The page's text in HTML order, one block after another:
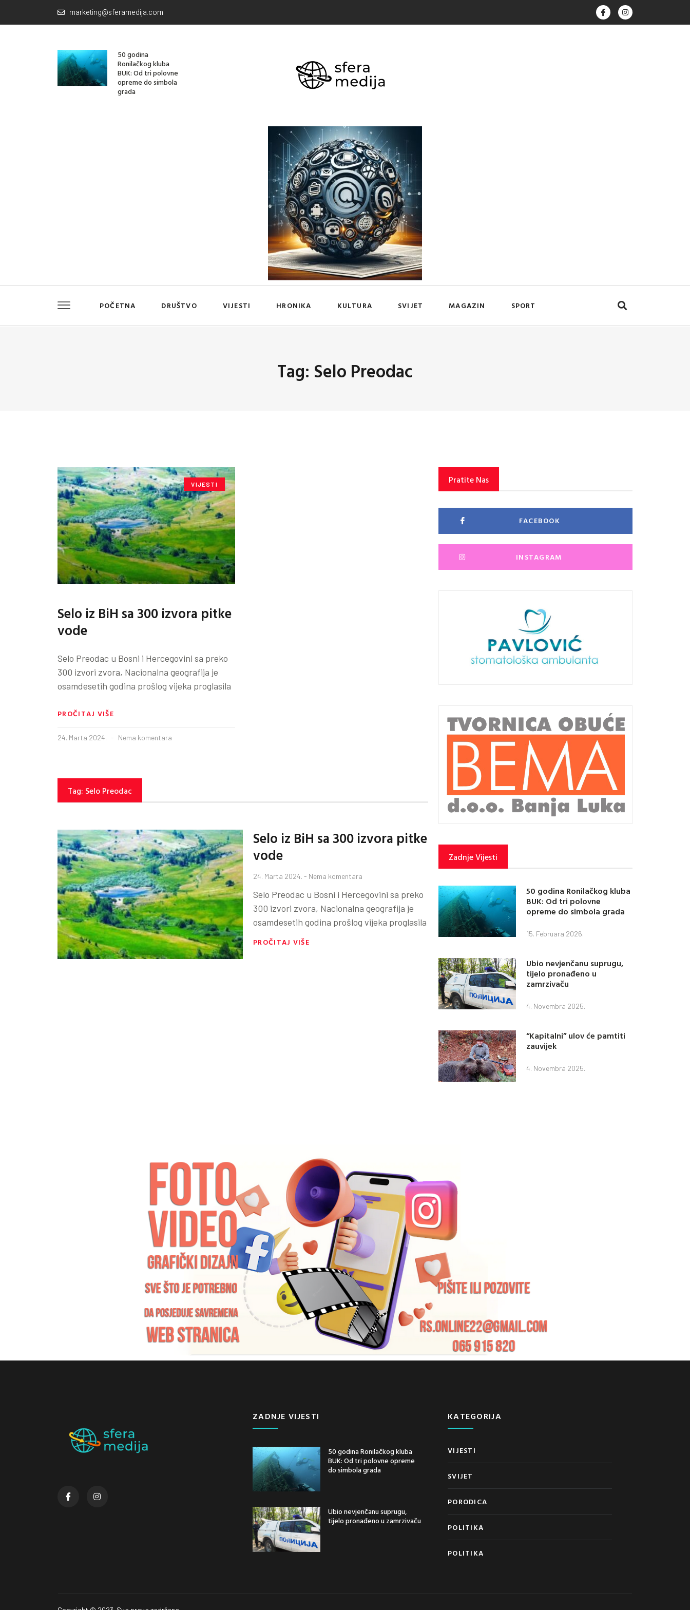
marketing@sferamedija.com
50 godina
Ronilačkog kluba
BUK: Od tri polovne
opreme do simbola
grada
POČETNA DRUŠTVO VIJESTI HRONIKA KULTURA SVIJET MAGAZIN SPORT
Tag: Selo Preodac
VIJESTI
Selo iz BiH sa 300 izvora pitke
vode
Selo Preodac u Bosni i Hercegovini sa preko
300 izvori zvora, Nacionalna geografija je
osamdesetih godina prošlog vijeka proglasila
PROČITAJ VIŠE
24. Marta 2024. Nema komentara
Tag: Selo Preodac
Selo iz BiH sa 300 izvora pitke
vode
24. Marta 2024. Nema komentara
Selo Preodac u Bosni i Hercegovini sa preko
300 izvori zvora, Nacionalna geografija je
osamdesetih godina prošlog vijeka proglasila
PROČITAJ VIŠE
Pratite Nas
FACEBOOK
INSTAGRAM
Zadnje Vijesti
50 godina Ronilačkog kluba
BUK: Od tri polovne
opreme do simbola grada
15. Februara 2026.
Ubio nevjenčanu suprugu,
tijelo pronađeno u
zamrzivaču
4. Novembra 2025.
“Kapitalni” ulov će pamtiti
zauvijek
4. Novembra 2025.
ZADNJE VIJESTI
50 godina Ronilačkog kluba
BUK: Od tri polovne opreme
do simbola grada
Ubio nevjenčanu suprugu,
tijelo pronađeno u zamrzivaču
KATEGORIJA
VIJESTI
SVIJET
PORODICA
POLITIKA
POLITIKA